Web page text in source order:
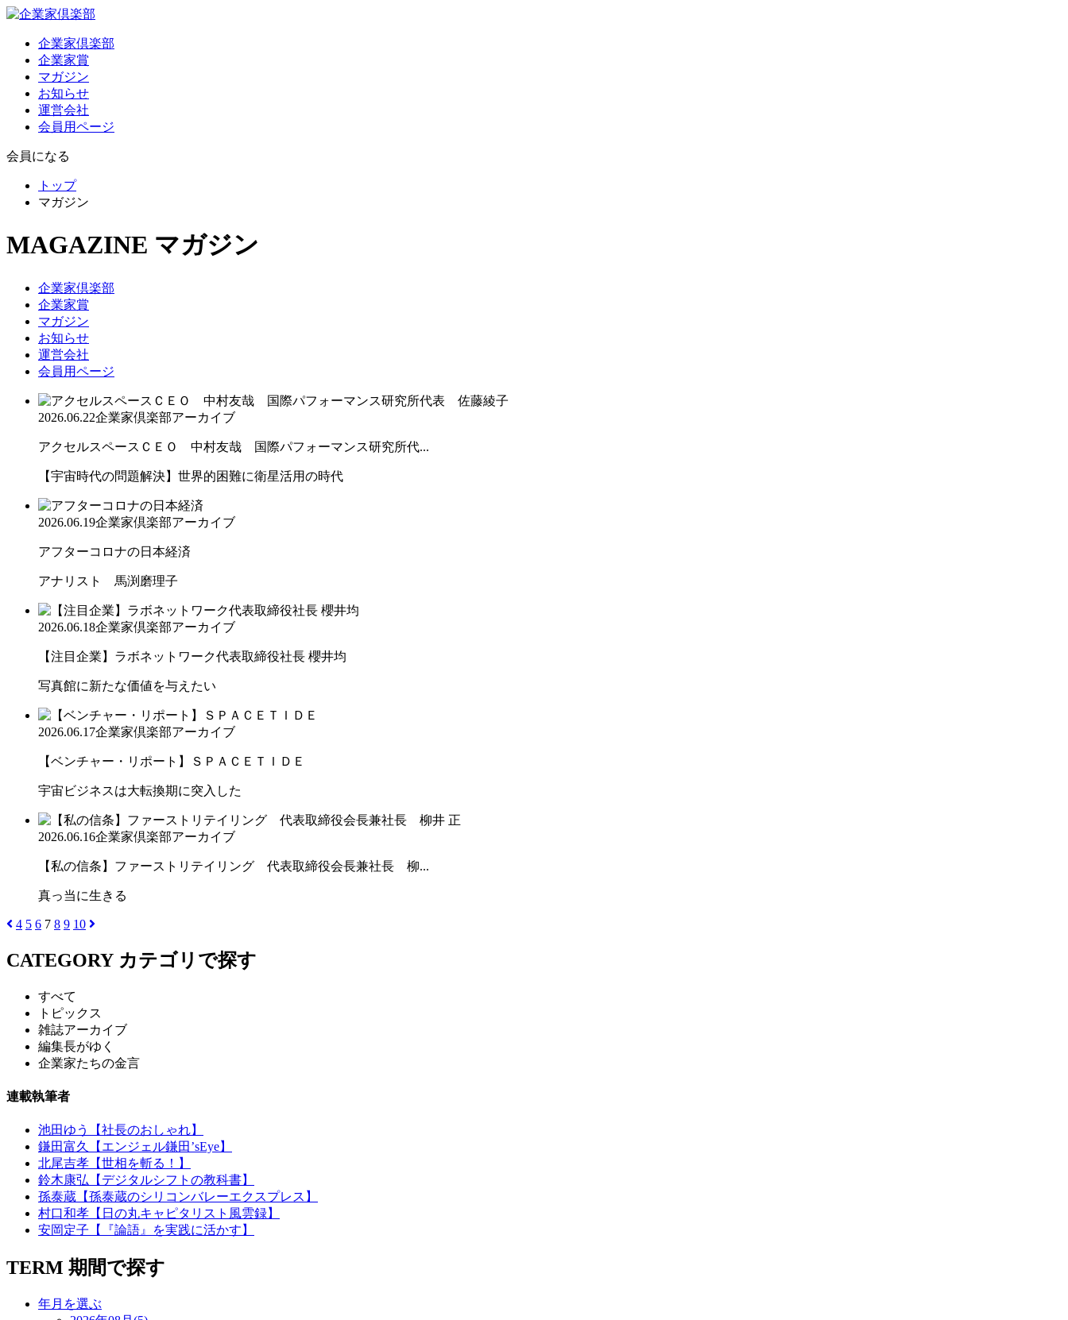
企業家倶楽部
企業家賞
マガジン
お知らせ
運営会社
会員用ページ
会員になる
トップ
マガジン
MAGAZINE マガジン
企業家倶楽部
企業家賞
マガジン
お知らせ
運営会社
会員用ページ
2026.06.22企業家倶楽部アーカイブ
アクセルスペースＣＥＯ 中村友哉 国際パフォーマンス研究所代...
【宇宙時代の問題解決】世界的困難に衛星活用の時代
2026.06.19企業家倶楽部アーカイブ
アフターコロナの日本経済
アナリスト 馬渕磨理子
2026.06.18企業家倶楽部アーカイブ
【注目企業】ラボネットワーク代表取締役社長 櫻井均
写真館に新たな価値を与えたい
2026.06.17企業家倶楽部アーカイブ
【ベンチャー・リポート】ＳＰＡＣＥＴＩＤＥ
宇宙ビジネスは大転換期に突入した
2026.06.16企業家倶楽部アーカイブ
【私の信条】ファーストリテイリング 代表取締役会長兼社長 柳...
真っ当に生きる
4 5 6 7 8 9 10
CATEGORY カテゴリで探す
すべて
トピックス
雑誌アーカイブ
編集長がゆく
企業家たちの金言
連載執筆者
池田ゆう【社長のおしゃれ】
鎌田富久【エンジェル鎌田’sEye】
北尾吉孝【世相を斬る！】
鈴木康弘【デジタルシフトの教科書】
孫泰蔵【孫泰蔵のシリコンバレーエクスプレス】
村口和孝【日の丸キャピタリスト風雲録】
安岡定子【『論語』を実践に活かす】
TERM 期間で探す
年月を選ぶ